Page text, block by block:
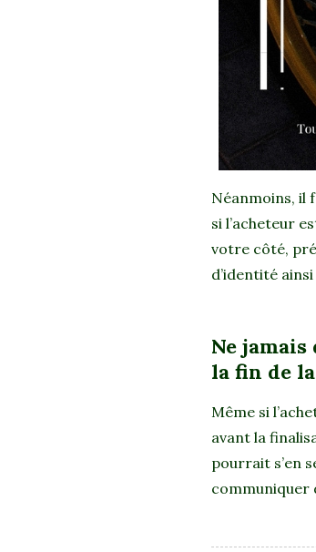
Néanmoins, il
si l’acheteur
votre côté,
d’identité
Ne
la fin de
Même si
avant la
pourrait s’en
communiquer